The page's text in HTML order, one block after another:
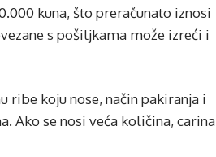
kuna, što preračunato iznosi
s pošiljkama može izreći i
ribe koju nose, način pakiranja i
Ako se nosi veća količina, carina